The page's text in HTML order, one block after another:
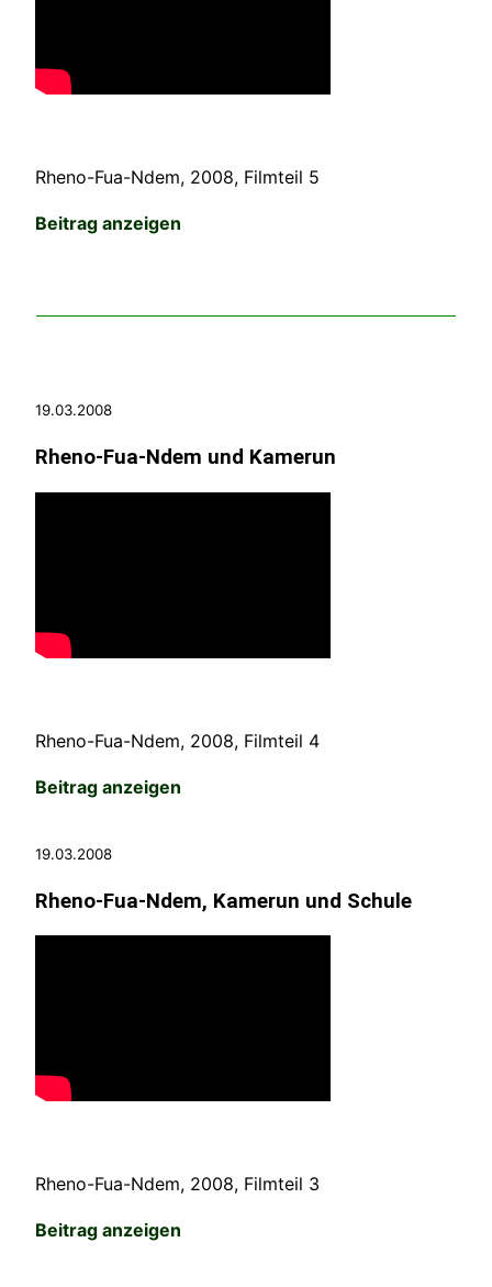
Rheno-Fua-Ndem, 2008, Filmteil 5
Beitrag anzeigen
19.03.2008
Rheno-Fua-Ndem und Kamerun
Rheno-Fua-Ndem, 2008, Filmteil 4
Beitrag anzeigen
19.03.2008
Rheno-Fua-Ndem, Kamerun und Schule
Rheno-Fua-Ndem, 2008, Filmteil 3
Beitrag anzeigen